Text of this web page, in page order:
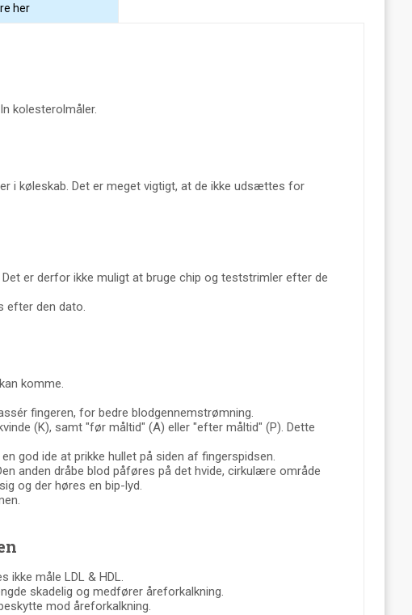
her
kolesterolmåler.
i køleskab. Det er meget vigtigt, at de ikke udsættes for
er derfor ikke muligt at bruge chip og teststrimler efter de
efter den dato.
komme.
fingeren, for bedre blodgennemstrømning.
(K), samt "før måltid" (A) eller "efter måltid" (P). Dette
god ide at prikke hullet på siden af fingerspidsen.
anden dråbe blod påføres på det hvide, cirkulære område
og der høres en bip-lyd.
ikke måle LDL & HDL.
skadelig og medfører åreforkalkning.
mod åreforkalkning.